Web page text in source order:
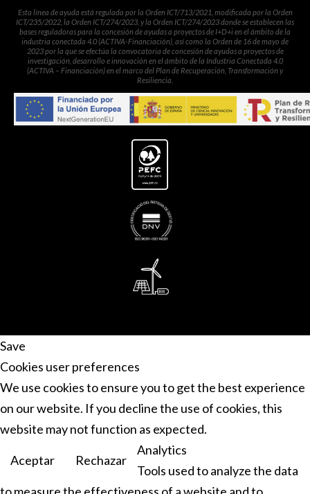
Esta línea de ayuda está regulada por la Orden ICT/713/2021, modificada por la Orden
ICT/235/2022, la Orden ICT/274/2023, y la Orden ICT/274/2023 donde se establecen las
bases reguladoras para la concesión de ayudas a proyectos de I+D+i en el ámbito de la
industria conectada 4.0 (ACTIVA-Financiación), así como la Orden de 16 de mayo de
2023 por la que se efectúa la convocatoria de concesión de ayudas a proyectos de
investigación, desarrollo e innovación en el ámbito de la Industria Conectada 4.0
(ACTIVA – Financiación) en el marco del Plan de Recuperación, Transformación y
Resiliencia.
Save
Cookies user preferences
We use cookies to ensure you to get the best experience
on our website. If you decline the use of cookies, this
website may not function as expected.
Aceptar Rechazar
Analytics
Tools used to analyze the data